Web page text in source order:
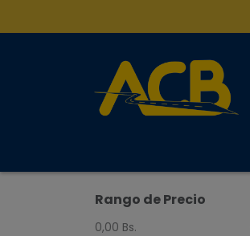
Rango de Precio
0,00 Bs.